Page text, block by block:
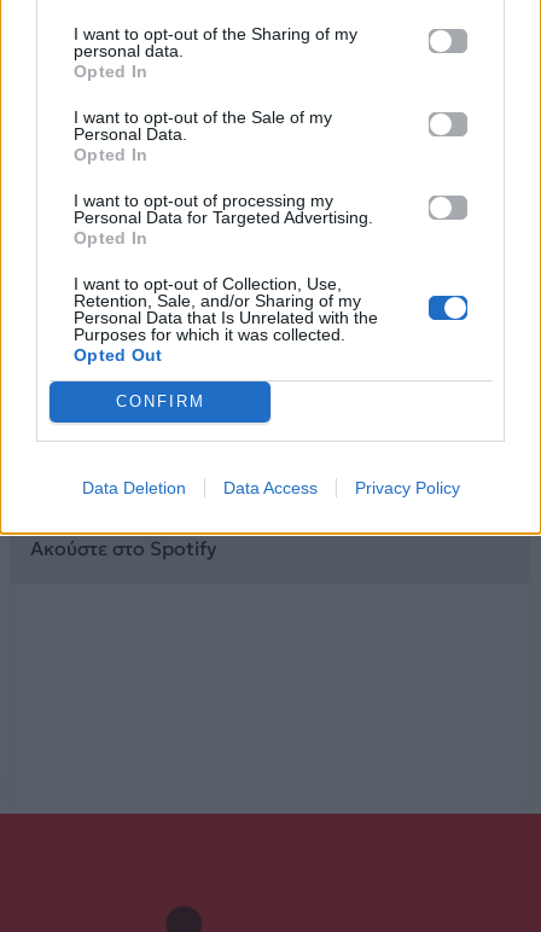
I want to opt-out of the Sharing of my
personal data.
Opted In
I want to opt-out of the Sale of my
Personal Data.
Opted In
I want to opt-out of processing my
Personal Data for Targeted Advertising.
Opted In
I want to opt-out of Collection, Use,
Retention, Sale, and/or Sharing of my
Personal Data that Is Unrelated with the
Purposes for which it was collected.
Opted Out
CONFIRM
Data Deletion Data Access Privacy Policy
Της το ΄πα να το ξέρει της συννεφιάς
της το ΄πα να το ξέρει και της σιωπής
δεν πάει να λέει, εσύ θα 'ρθεις.
Θα χτυπήσεις πριν ρωτήσεις, πέρνα θα σου πω
μη μιλήσεις, θα μιλάω εγώ.
Βιάζομαι πολύ να ξέρεις
κι άκου με για να μαθαίνεις
λέω εγώ αυτό που θέλεις, σ΄ αγαπάω πολύ
βιάζομαι δεν έχω χρόνο,
τα άλλα μου τα ΄λες στο δρόμο
ένα μ΄ ενδιαφέρει μόνο
Ακούστε στο Spotify